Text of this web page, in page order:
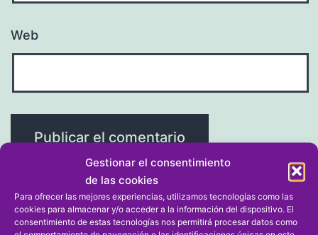
Gestionar el consentimiento
de las cookies
Para ofrecer las mejores experiencias, utilizamos tecnologías como las
cookies para almacenar y/o acceder a la información del dispositivo. El
consentimiento de estas tecnologías nos permitirá procesar datos como
Web